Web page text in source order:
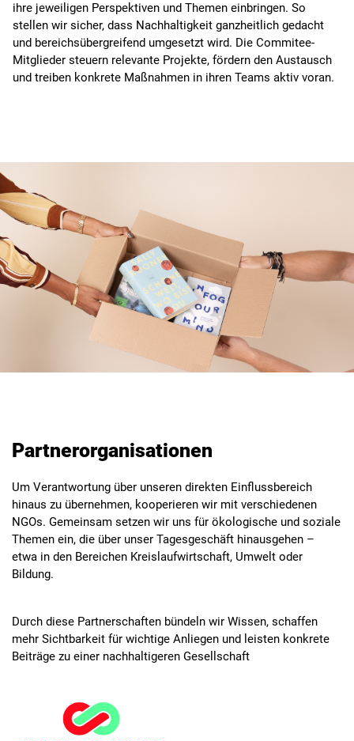
ihre jeweiligen Perspektiven und Themen einbringen. So
stellen wir sicher, dass Nachhaltigkeit ganzheitlich gedacht
und bereichsübergreifend umgesetzt wird. Die Commitee-
Mitglieder steuern relevante Projekte, fördern den Austausch
und treiben konkrete Maßnahmen in ihren Teams aktiv voran.
Partnerorganisationen
Um Verantwortung über unseren direkten Einflussbereich
hinaus zu übernehmen, kooperieren wir mit verschiedenen
NGOs. Gemeinsam setzen wir uns für ökologische und soziale
Themen ein, die über unser Tagesgeschäft hinausgehen –
etwa in den Bereichen Kreislaufwirtschaft, Umwelt oder
Bildung.
Durch diese Partnerschaften bündeln wir Wissen, schaffen
mehr Sichtbarkeit für wichtige Anliegen und leisten konkrete
Beiträge zu einer nachhaltigeren Gesellschaft